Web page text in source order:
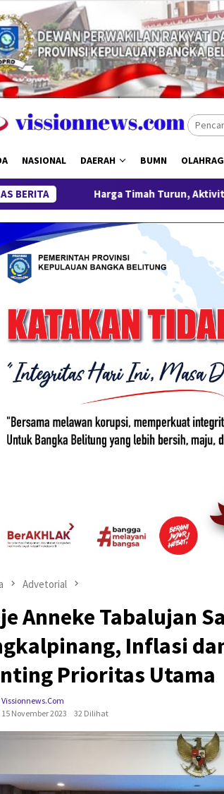
NASIONAL DAERAH BUMN
BERITA
Timah Turun, Aktivitas Tambang di
Advetorial
Anneke Tabalujan
Inflasi
Prioritas Utama
Vissionnews.com
15 November 2023
32 Dilihat